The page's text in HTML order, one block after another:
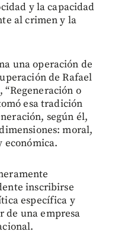
y la capacidad
al crimen y la
una operación de
de Rafael
o
esa tradición
según él,
moral,
inscribirse
específica y
de una empresa